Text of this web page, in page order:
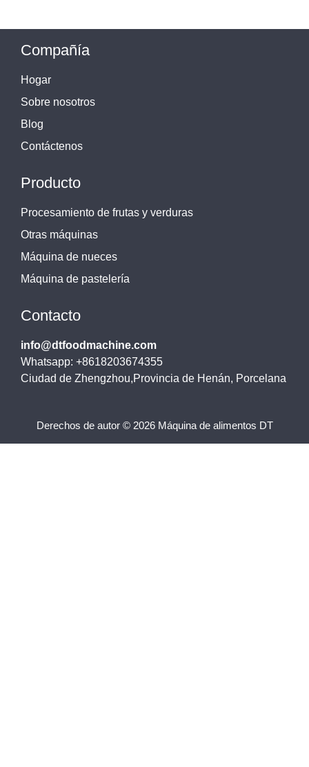
Compañía
Hogar
Sobre nosotros
Blog
Contáctenos
Producto
Procesamiento de frutas y verduras
Otras máquinas
Máquina de nueces
Máquina de pastelería
Contacto
info@dtfoodmachine.com
Whatsapp: +8618203674355
Ciudad de Zhengzhou,Provincia de Henán, Porcelana
Derechos de autor © 2026 Máquina de alimentos DT